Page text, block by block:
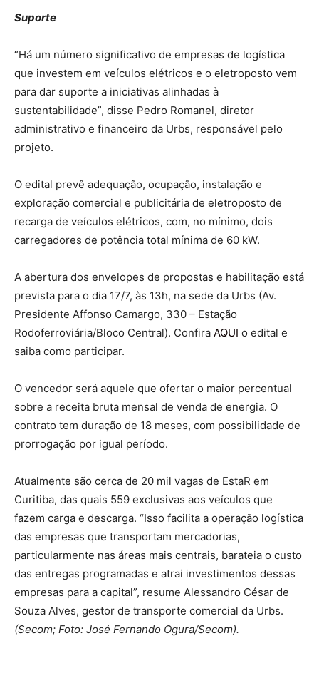
Suporte
“Há um número significativo de empresas de logística
que investem em veículos elétricos e o eletroposto vem
para dar suporte a iniciativas alinhadas à
sustentabilidade”, disse Pedro Romanel, diretor
administrativo e financeiro da Urbs, responsável pelo
projeto.
O edital prevê adequação, ocupação, instalação e
exploração comercial e publicitária de eletroposto de
recarga de veículos elétricos, com, no mínimo, dois
carregadores de potência total mínima de 60 kW.
A abertura dos envelopes de propostas e habilitação está
prevista para o dia 17/7, às 13h, na sede da Urbs (Av.
Presidente Affonso Camargo, 330 – Estação
Rodoferroviária/Bloco Central). Confira AQUI o edital e
saiba como participar.
O vencedor será aquele que ofertar o maior percentual
sobre a receita bruta mensal de venda de energia. O
contrato tem duração de 18 meses, com possibilidade de
prorrogação por igual período.
Atualmente são cerca de 20 mil vagas de EstaR em
Curitiba, das quais 559 exclusivas aos veículos que
fazem carga e descarga. “Isso facilita a operação logística
das empresas que transportam mercadorias,
particularmente nas áreas mais centrais, barateia o custo
das entregas programadas e atrai investimentos dessas
empresas para a capital”, resume Alessandro César de
Souza Alves, gestor de transporte comercial da Urbs.
(Secom; Foto: José Fernando Ogura/Secom).